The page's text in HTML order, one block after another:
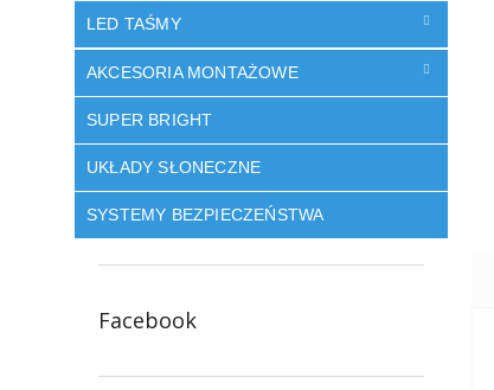
LED TAŚMY
AKCESORIA MONTAŻOWE
SUPER BRIGHT
UKŁADY SŁONECZNE
SYSTEMY BEZPIECZEŃSTWA
Facebook